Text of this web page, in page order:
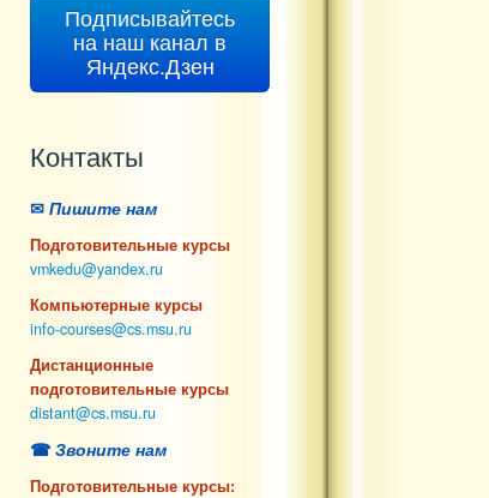
Подписывайтесь
на наш канал в
Яндекс.Дзен
Контакты
✉ Пишите нам
Подготовительные курсы
vmkedu@yandex.ru
Компьютерные курсы
info-courses@cs.msu.ru
Дистанционные
подготовительные курсы
distant@cs.msu.ru
☎ Звоните нам
Подготовительные курсы: